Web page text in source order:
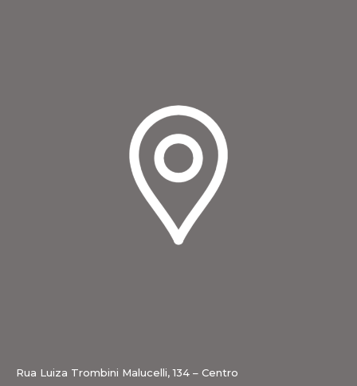
Rua Luiza Trombini Malucelli, 134 – Centro